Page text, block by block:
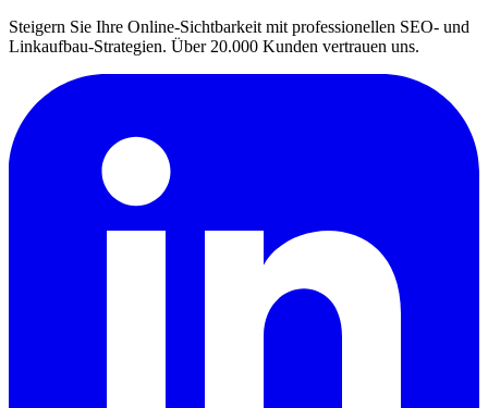
Steigern Sie Ihre Online-Sichtbarkeit mit professionellen SEO- und
Linkaufbau-Strategien. Über 20.000 Kunden vertrauen uns.